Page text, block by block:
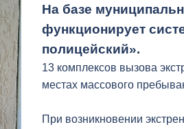
57; 40 по
Щербакова, 38.
На базе
функционирует
полицейский».
13 комплексов вызова
местах массового
При возникновении